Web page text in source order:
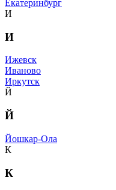
Екатеринбург
И
И
Ижевск
Иваново
Иркутск
Й
Й
Йошкар-Ола
К
К